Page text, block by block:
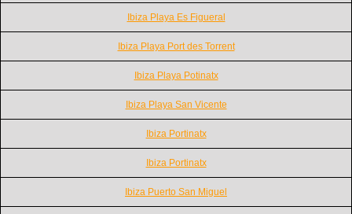
Ibiza Playa Es Figueral
Ibiza Playa Port des Torrent
Ibiza Playa Potinatx
Ibiza Playa San Vicente
Ibiza Portinatx
Ibiza Portinatx
Ibiza Puerto San Miguel